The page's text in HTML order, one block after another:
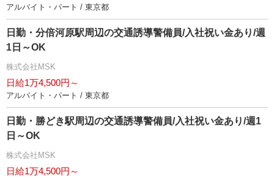
アルバイト・パート / 東京都
日勤・分倍河原駅周辺の交通誘導警備員/入社祝い金あり/週
1日～OK
株式会社MSK
日給1万4,500円～
アルバイト・パート / 東京都
日勤・勝どき駅周辺の交通誘導警備員/入社祝い金あり/週1
日～OK
株式会社MSK
日給1万4,500円～